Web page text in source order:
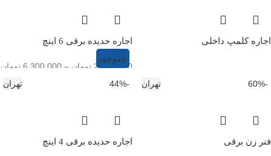
اجاره کلمپ داخلی
ناموجود
اجاره حدیده برقی 6 اینچ
2,800,000 تومان –
6,300,000 تومان
-60%
تهران
فنر زن برقی
-44% تهران
اجاره حدیده برقی 4 اینچ